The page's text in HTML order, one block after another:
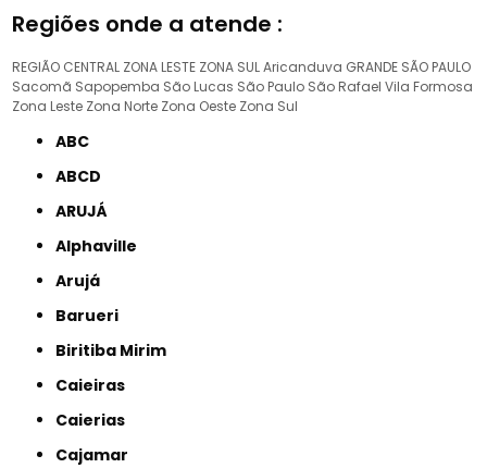
Regiões onde a atende :
REGIÃO CENTRAL ZONA LESTE ZONA SULAricanduva GRANDE SÃO PAULO
Sacomã Sapopemba São Lucas São Paulo São Rafael Vila Formosa
Zona Leste Zona Norte Zona Oeste Zona Sul
ABC
ABCD
ARUJÁ
Alphaville
Arujá
Barueri
Biritiba Mirim
Caieiras
Caierias
Cajamar